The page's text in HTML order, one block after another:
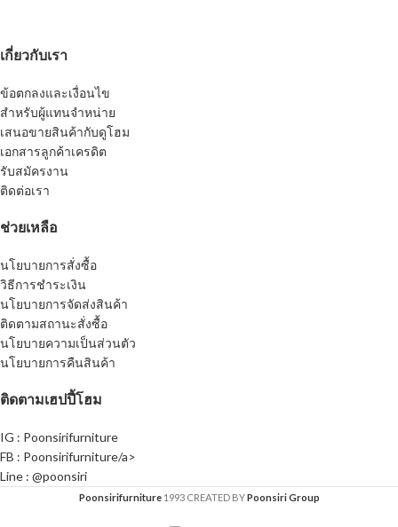
เกี่ยวกับเรา
ข้อตกลงและเงื่อนไข
สำหรับผู้แทนจำหน่าย
เสนอขายสินค้ากับดูโฮม
เอกสารลูกค้าเครดิต
รับสมัครงาน
ติดต่อเรา
ช่วยเหลือ
นโยบายการสั่งซื้อ
วิธีการชำระเงิน
นโยบายการจัดส่งสินค้า
ติดตามสถานะสั่งซื้อ
นโยบายความเป็นส่วนตัว
นโยบายการคืนสินค้า
ติดตามเฮปปี้โฮม
IG : Poonsirifurniture
FB : Poonsirifurniture/a>
Line : @poonsiri
Poonsirifurniture 1993 CREATED BYPoonsiri Group